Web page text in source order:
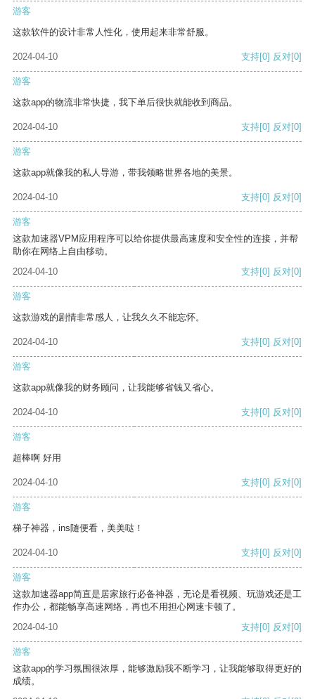
游客
这款软件的设计非常人性化，使用起来非常舒服。
2024-04-10 支持[0] 反对[0]
游客
这款app的物流非常快捷，我下单后很快就能收到商品。
2024-04-10 支持[0] 反对[0]
游客
这款app就像我的私人导游，带我领略世界各地的美景。
2024-04-10 支持[0] 反对[0]
游客
这款加速器VPM应用程序可以给你提供最高速度和安全性的连接，并帮
助你在网络上自由移动。
2024-04-10
支持[0] 反对[0]
游客
这款游戏的剧情非常感人，让我久久不能忘怀。
2024-04-10 支持[0] 反对[0]
游客
这款app就像我的财务顾问，让我能够省钱又省心。
2024-04-10 支持[0] 反对[0]
游客
超棒啊 好用
2024-04-10 支持[0] 反对[0]
游客
梯子神器，ins随便看，美美哒！
2024-04-10 支持[0] 反对[0]
游客
这款加速器app简直是居家旅行必备神器，无论是看视频、玩游戏还是工
作办公，都能畅享高速网络，再也不用担心网速卡顿了。
2024-04-10
支持[0] 反对[0]
游客
这款app的学习氛围很浓厚，能够激励我不断学习，让我能够取得更好的
成绩。